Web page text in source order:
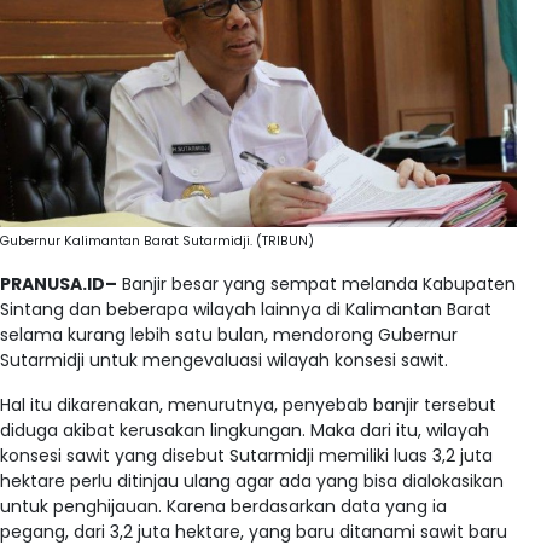
Gubernur Kalimantan Barat Sutarmidji. (TRIBUN)
PRANUSA.ID– Banjir besar yang sempat melanda Kabupaten
Sintang dan beberapa wilayah lainnya di Kalimantan Barat
selama kurang lebih satu bulan, mendorong Gubernur
Sutarmidji untuk mengevaluasi wilayah konsesi sawit.
Hal itu dikarenakan, menurutnya, penyebab banjir tersebut
diduga akibat kerusakan lingkungan. Maka dari itu, wilayah
konsesi sawit yang disebut Sutarmidji memiliki luas 3,2 juta
hektare perlu ditinjau ulang agar ada yang bisa dialokasikan
untuk penghijauan. Karena berdasarkan data yang ia
pegang, dari 3,2 juta hektare, yang baru ditanami sawit baru